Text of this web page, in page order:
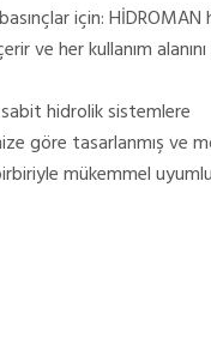
için:
ve her kullanım
hidrolik sistemlere
göre tasarlanmış ve
mükemmel